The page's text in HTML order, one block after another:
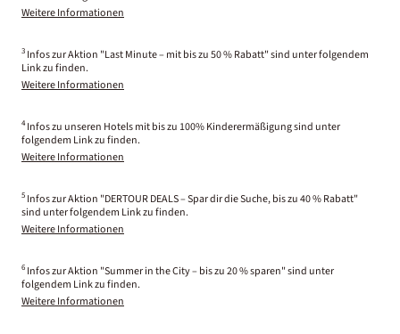
Weitere Informationen
3 Infos zur Aktion "Last Minute – mit bis zu 50 % Rabatt" sind unter folgendem
Link zu finden.
Weitere Informationen
4 Infos zu unseren Hotels mit bis zu 100% Kinderermäßigung sind unter
folgendem Link zu finden.
Weitere Informationen
5 Infos zur Aktion "DERTOUR DEALS – Spar dir die Suche, bis zu 40 % Rabatt"
sind unter folgendem Link zu finden.
Weitere Informationen
6 Infos zur Aktion "Summer in the City – bis zu 20 % sparen" sind unter
folgendem Link zu finden.
Weitere Informationen